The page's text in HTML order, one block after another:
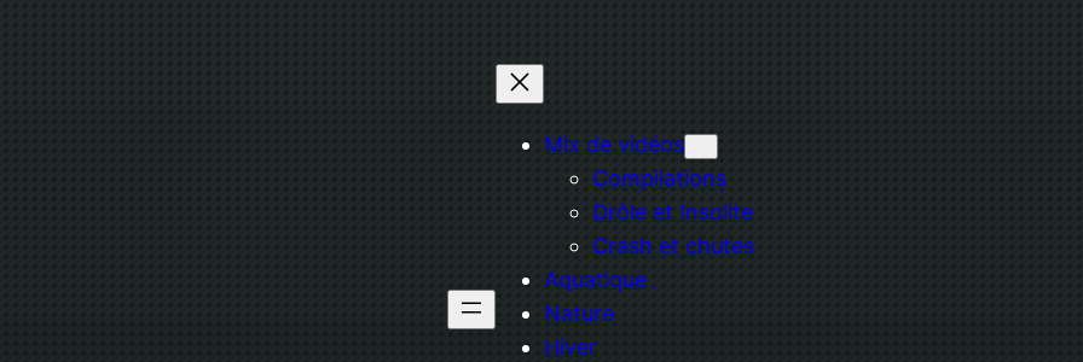
Mix de vidéos
Compilations
Drôle et Insolite
Crash et chutes
Aquatique
Nature
Hiver